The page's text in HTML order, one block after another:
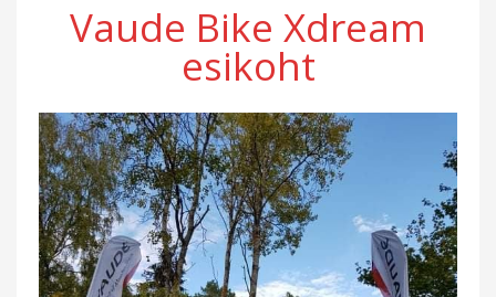
Vaude Bike Xdream
esikoht